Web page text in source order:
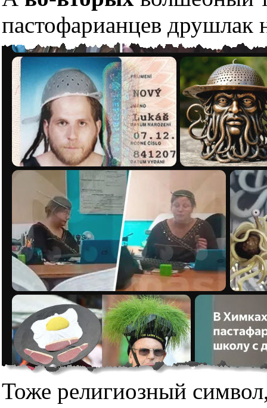
пастофарианцев друшлак
Тоже религиозный